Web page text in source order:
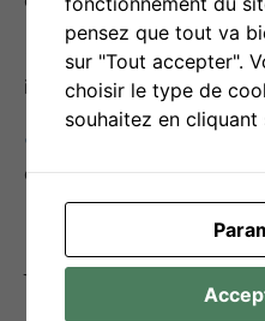
Prévenirles
informant sur la santé
désirs dans un cadre
Variantes –
pensez que tout va
sur "Tout accepter".
choisir le type de
souhaitez en cliquant